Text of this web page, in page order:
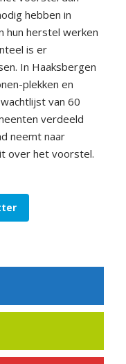
hebben in
hun herstel werken
is er
In Haaksbergen
plekken en
van 60
verdeeld
neemt naar
over het voorstel.